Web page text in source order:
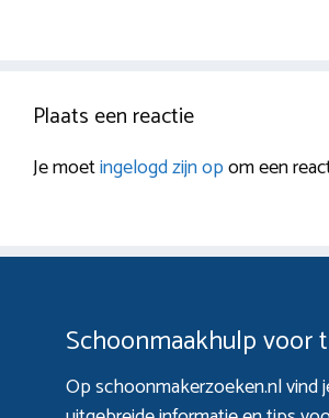
Plaats een reactie
Je moetingelogd zijn opom een
Schoonmaakhulp voor
Op schoonmakerzoeken.nl vind